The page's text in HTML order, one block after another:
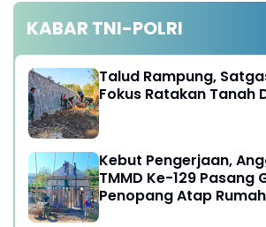
KABAR TNI-POLRI
Talud Rampung,
Fokus Ratakan Tanah
Kebut Pengerjaan,
TMMD Ke-129 Pasang
Penopang Atap